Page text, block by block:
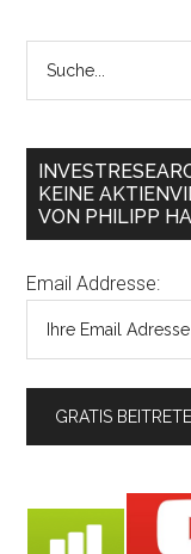
KEINE
VON PHILIPP
Email Addresse: